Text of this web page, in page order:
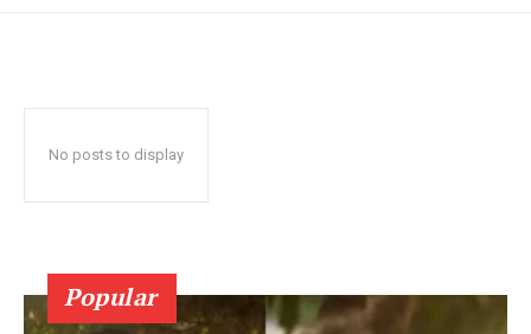
No posts to display
Popular